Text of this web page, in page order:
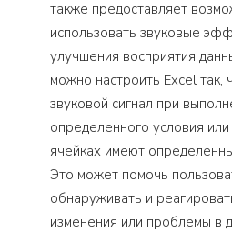
также предоставляет
использовать звуковые
улучшения восприятия
можно настроить Excel так,
звуковой сигнал при
определенного условия или
ячейках имеют
Это может помочь
обнаруживать и
изменения или проблемы в